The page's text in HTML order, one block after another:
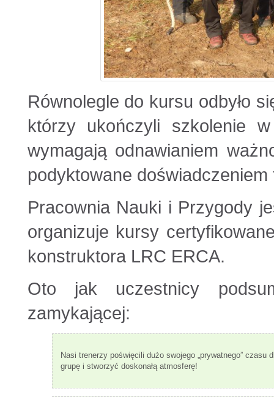
Równolegle do kursu odbyło
którzy ukończyli szkolenie
wymagają odnawianiem
podyktowane
Pracownia Nauki i Przygody
organizuje kursy
konstruktora LRC ERCA.
Oto jak uczestnicy
zamykającej:
Nasi trenerzy poświęcili dużo swojego „prywatnego”
grupę i stworzyć doskonałą atmosferę!